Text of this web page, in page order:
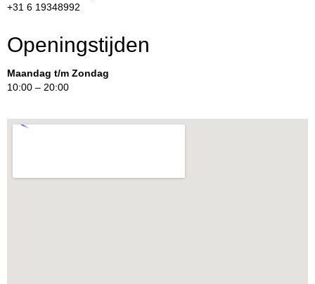
+31 6 19348992
Openingstijden
Maandag t/m Zondag
10:00 – 20:00